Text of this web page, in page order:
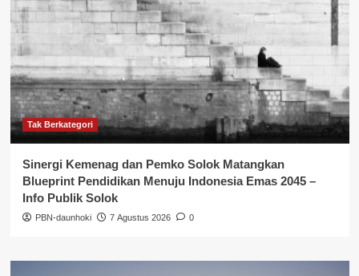
Tak Berkategori
Sinergi Kemenag dan Pemko Solok Matangkan
Blueprint Pendidikan Menuju Indonesia Emas 2045 –
Info Publik Solok
PBN-daunhoki 7 Agustus 2026 0